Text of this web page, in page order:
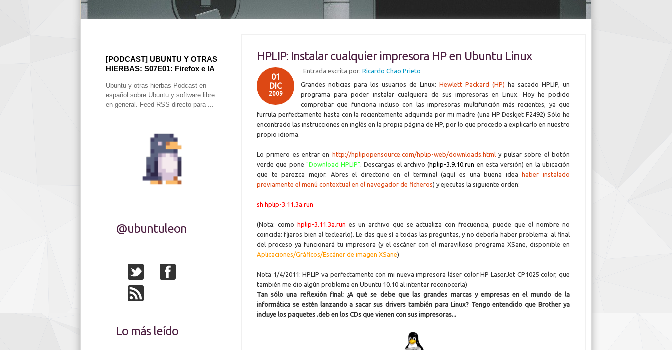
HPLIP: Instalar cualquier impresora HP en Ubuntu Linux
Entrada escrita por: Ricardo Chao Prieto
01
DIC
2009
Grandes noticias para los usuarios de Linux: Hewlett Packard (HP) ha sacado HPLIP, un
programa para poder instalar cualquiera de sus impresoras en Linux. Hoy he podido
comprobar que funciona incluso con las impresoras multifunción más recientes, ya que
furrula perfectamente hasta con la recientemente adquirida por mi madre (una HP Deskjet F2492) Sólo he
encontrado las instrucciones en inglés en la propia página de HP, por lo que procedo a explicarlo en nuestro
propio idioma.
Lo primero es entrar en http://hplipopensource.com/hplip-web/downloads.htmly pulsar sobre el botón
verde que pone "Download HPLIP". Descargas el archivo (hplip-3.9.10.run en esta versión) en la ubicación
que te parezca mejor. Abres el directorio en el terminal (aquí es una buena idea
haber instalado
previamente el menú contextual en el navegador de ficheros) y ejecutas la siguiente orden:
sh hplip-3.11.3a.run
(Nota: como hplip-3.11.3a.run es un archivo que se actualiza con frecuencia, puede que el nombre no
coincida: fijaros bien al teclearlo). Le das que sí a todas las preguntas, y no debería haber problema: al final
del proceso ya funcionará tu impresora (y el escáner con el maravilloso programa XSane, disponible en
Aplicaciones/Gráficos/Escáner de imagen XSane)
Nota 1/4/2011: HPLIP va perfectamente con mi nueva impresora láser color HP LaserJet CP1025 color, que
también me dio algún problema en Ubuntu 10.10 al intentar reconocerla)
Tan sólo una reflexión final: ¿A qué se debe que las grandes marcas y empresas en el mundo de la
informática se estén lanzando a sacar sus drivers también para Linux? Tengo entendido que Brother ya
incluye los paquetes .deb en los CDs que vienen con sus impresoras...
[PODCAST] UBUNTU Y OTRAS
HIERBAS: S07E01: Firefox e IA
Ubuntu y otras hierbas Podcast en
español sobre Ubuntu y software libre
en general. Feed RSS directo para ...
@ubuntuleon
Lo más leído